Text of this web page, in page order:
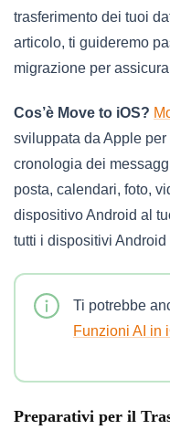
trasferimento dei tuoi
articolo, ti guideremo
migrazione per
Cos’è Move to iOS?
sviluppata da Apple
cronologia dei
posta, calendari, foto,
dispositivo Android al
tutti i dispositivi
Ti potrebbe
Funzioni AI in
Preparativi per il